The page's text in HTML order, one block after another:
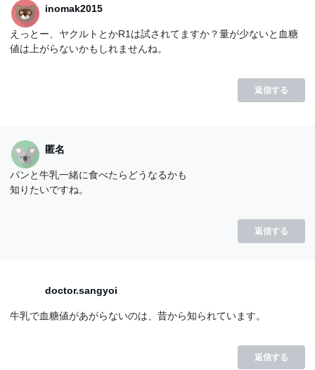
inomak2015
えっとー、ヤクルトとかR1は試されてますか？量が少ないと血糖
値は上がらないかもしれませんね。
返信する
匿名
パンと牛乳一緒に食べたらどうなるかも
知りたいですね。
返信する
doctor.sangyoi
牛乳で血糖値があがらないのは、昔から知られています。
返信する